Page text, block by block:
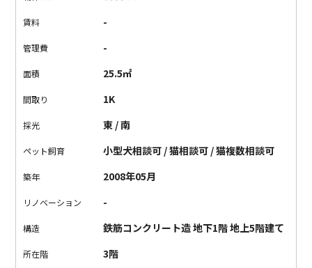
群。モデルルームとして家具を配置しておりますが、ベッドも
デスクも余裕でおけてしまいます。
はみ出そうだな、という人はデスクが置いてあるあたりにハン
ガーラックをプラスしてみてはいかがでしょうか。
賃料 -
管理費 -
面積 25.5㎡
間取り 1K
採光 東 / 南
ペット飼育 小型犬相談可 / 猫相談可 / 猫複数相談可
築年 2008年05月
リノベーション -
構造 鉄筋コンクリート造 地下1階 地上5階建て
所在階 3階